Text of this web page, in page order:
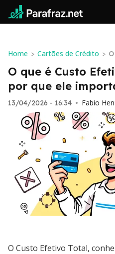
Home > Cartões de Crédito >
o
O que é Custo
por que ele
13/04/2026 - 16:34 • Fabio
O Custo Efetivo Total,